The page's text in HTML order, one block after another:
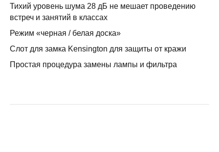
Тихий уровень шума 28 дБ не мешает проведению
встреч и занятий в классах
Режим «черная / белая доска»
Слот для замка Kensington для защиты от кражи
Простая процедура замены лампы и фильтра